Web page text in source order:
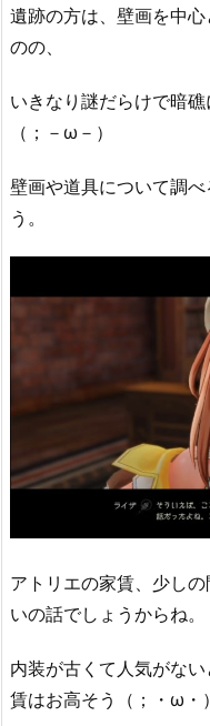
遺跡の方は、壁画を中
のの、
いきなり謎だらけで暗
（；－ω－）
壁画や道具について調
う。
アトリエの家賃、少し
いの話でしょうからね。
内装が古くて人気がな
賃はお高そう（；・ω・）